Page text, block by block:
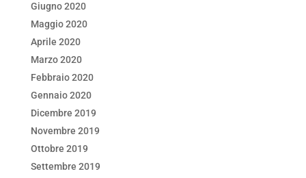
Giugno 2020
Maggio 2020
Aprile 2020
Marzo 2020
Febbraio 2020
Gennaio 2020
Dicembre 2019
Novembre 2019
Ottobre 2019
Settembre 2019